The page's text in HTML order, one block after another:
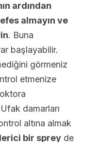
ardından
almayın ve
. Buna
başlayabilir.
görmeniz
etmenize
damarları
altına almak
bir sprey de